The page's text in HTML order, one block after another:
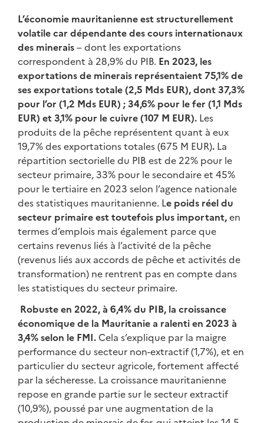
L’économie mauritanienne est structurellement
volatile car dépendante des cours internationaux
des minerais– dont les exportations
correspondent à 28,9% du PIB. En 2023, les
exportations de minerais représentaient 75,1% de
ses exportations totale (2,5 Mds EUR), dont 37,3%
pour l’or (1,2 Mds EUR) ; 34,6% pour le fer (1,1 Mds
EUR) et 3,1% pour le cuivre (107 M EUR). Les
produits de la pêche représentent quant à eux
19,7% des exportations totales (675 M EUR). La
répartition sectorielle du PIB est de 22% pour le
secteur primaire, 33% pour le secondaire et 45%
pour le tertiaire en 2023 selon l’agence nationale
des statistiques mauritanienne. Le poids réel du
secteur primaire est toutefois plus important,en
termes d’emplois mais également parce que
certains revenus liés à l’activité de la pêche
(revenus liés aux accords de pêche et activités de
transformation) ne rentrent pas en compte dans
les statistiques du secteur primaire.
Robuste en 2022, à 6,4% du PIB, la croissance
économique de la Mauritanie a ralenti en 2023 à
3,4% selon le FMI. Cela s’explique par la maigre
performance du secteur non-extractif (1,7%), et en
particulier du secteur agricole, fortement affecté
par la sécheresse. La croissance mauritanienne
repose en grande partie sur le secteur extractif
(10,9%), poussé par une augmentation de la